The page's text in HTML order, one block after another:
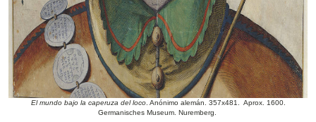
El mundo bajo la caperuza del loco. Anónimo alemán. 357x481. Aprox. 1600.
Germanisches Museum. Nuremberg.